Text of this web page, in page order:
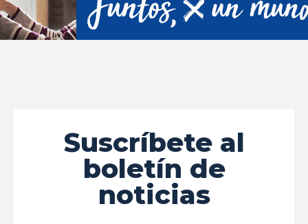
Suscríbete al
boletín de
noticias